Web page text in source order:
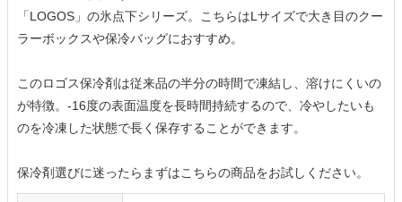
「LOGOS」の氷点下シリーズ。こちらはLサイズで大き目のクー
ラーボックスや保冷バッグにおすすめ。
このロゴス保冷剤は従来品の半分の時間で凍結し、溶けにくいの
が特徴。-16度の表面温度を長時間持続するので、冷やしたいも
のを冷凍した状態で長く保存することができます。
保冷剤選びに迷ったらまずはこちらの商品をお試しください。